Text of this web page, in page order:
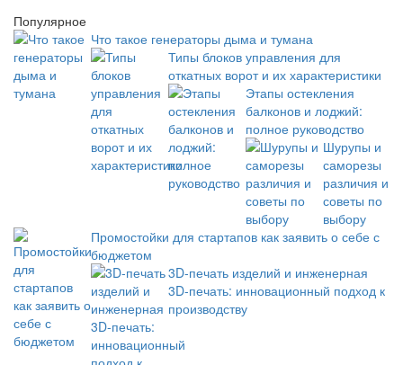
Популярное
Что такое генераторы дыма и тумана
Типы блоков управления для
откатных ворот и их характеристики
Этапы остекления
балконов и лоджий:
полное руководство
Шурупы и
саморезы
различия и
советы по
выбору
Промостойки для стартапов как заявить о себе с
бюджетом
3D-печать изделий и инженерная
3D-печать: инновационный подход к
производству